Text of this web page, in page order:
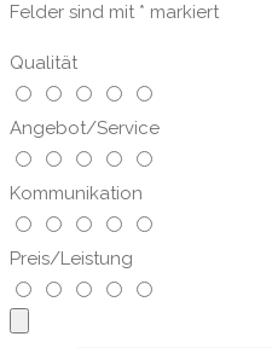
Felder sind mit * markiert
Qualität
Angebot/Service
Kommunikation
Preis/Leistung